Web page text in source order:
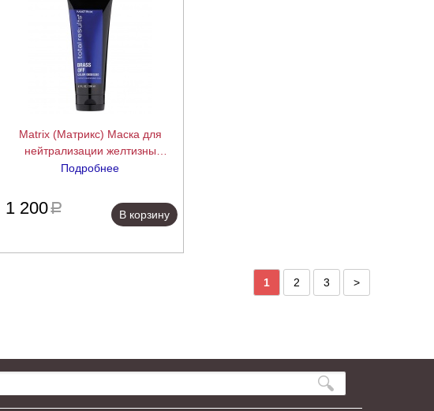
Matrix (Матрикс) Маска для
нейтрализации желтизны
«Холодный Блонд» (Brass Off Color
Mask), 200 мл.
Подробнее
1 200a
В корзину
1 2 3 >